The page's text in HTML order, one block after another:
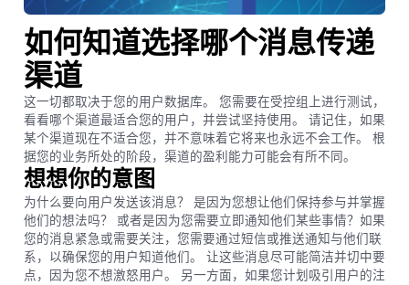
如何知道选择哪个消息传递
渠道
这一切都取决于您的用户数据库。 您需要在受控组上进行测试，
看看哪个渠道最适合您的用户，并尝试坚持使用。 请记住，如果
某个渠道现在不适合您，并不意味着它将来也永远不会工作。 根
据您的业务所处的阶段，渠道的盈利能力可能会有所不同。
想想你的意图
为什么要向用户发送该消息？ 是因为您想让他们保持参与并掌握
他们的想法吗？ 或者是因为您需要立即通知他们某些事情？如果
您的消息紧急或需要关注，您需要通过短信或推送通知与他们联
系，以确保您的用户知道他们。 让这些消息尽可能简洁并切中要
点，因为您不想激怒用户。 另一方面，如果您计划吸引用户的注